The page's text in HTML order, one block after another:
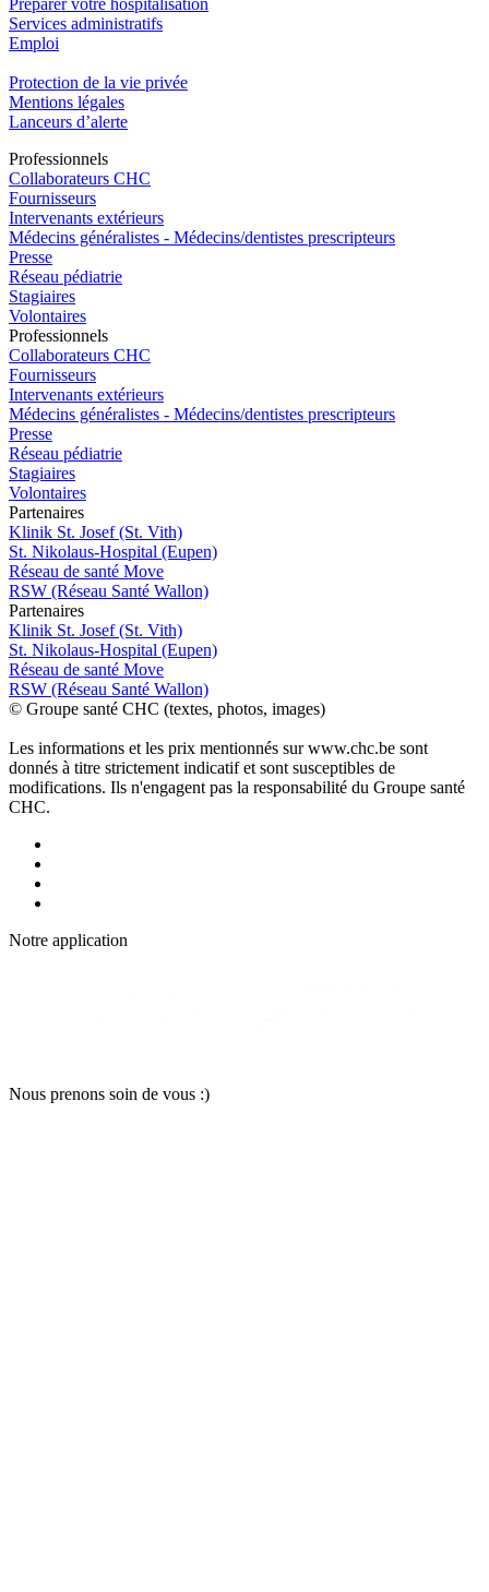
Services administratifs
Emploi​
Protection de la vie privée
Mentions légales
Lanceurs d’alerte
Professionnels
Collaborateurs CHC
Fournisseurs
Intervenants extérieurs
Médecins généralistes - Médecins/dentistes prescripteurs
Presse
Réseau pédiatrie
Stagiaires
Volontaires
Professionnels
Collaborateurs CHC
Fournisseurs
Intervenants extérieurs
Médecins généralistes - Médecins/dentistes prescripteurs
Presse
Réseau pédiatrie
Stagiaires
Volontaires
Partenaires
Klinik St. Josef (St. Vith)
St. Nikolaus-Hospital (Eupen)
Réseau de santé Move
RSW (Réseau Santé Wallon)
Partenaires
Klinik St. Josef (St. Vith)
St. Nikolaus-Hospital (Eupen)
Réseau de santé Move
RSW (Réseau Santé Wallon)
© Groupe santé CHC (textes, photos, images)
Les informations et les prix mentionnés sur www.chc.be sont
donnés à titre strictement indicatif et sont susceptibles de
modifications. Ils n'engagent pas la responsabilité du Groupe santé
CHC.
Notre application
Nous prenons soin de vous :)